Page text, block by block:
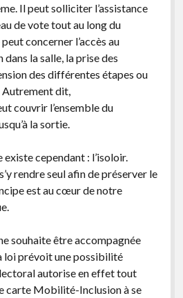
Il peut solliciter l’assistance
de vote tout au long du
concerner l’accès au
la salle, la prise des
des différentes étapes ou
Autrement dit,
couvrir l’ensemble du
la sortie.
cependant : l’isoloir.
rendre seul afin de préserver le
est au cœur de notre
souhaite être accompagnée
loi prévoit une possibilité
autorise en effet tout
carte Mobilité-Inclusion à se